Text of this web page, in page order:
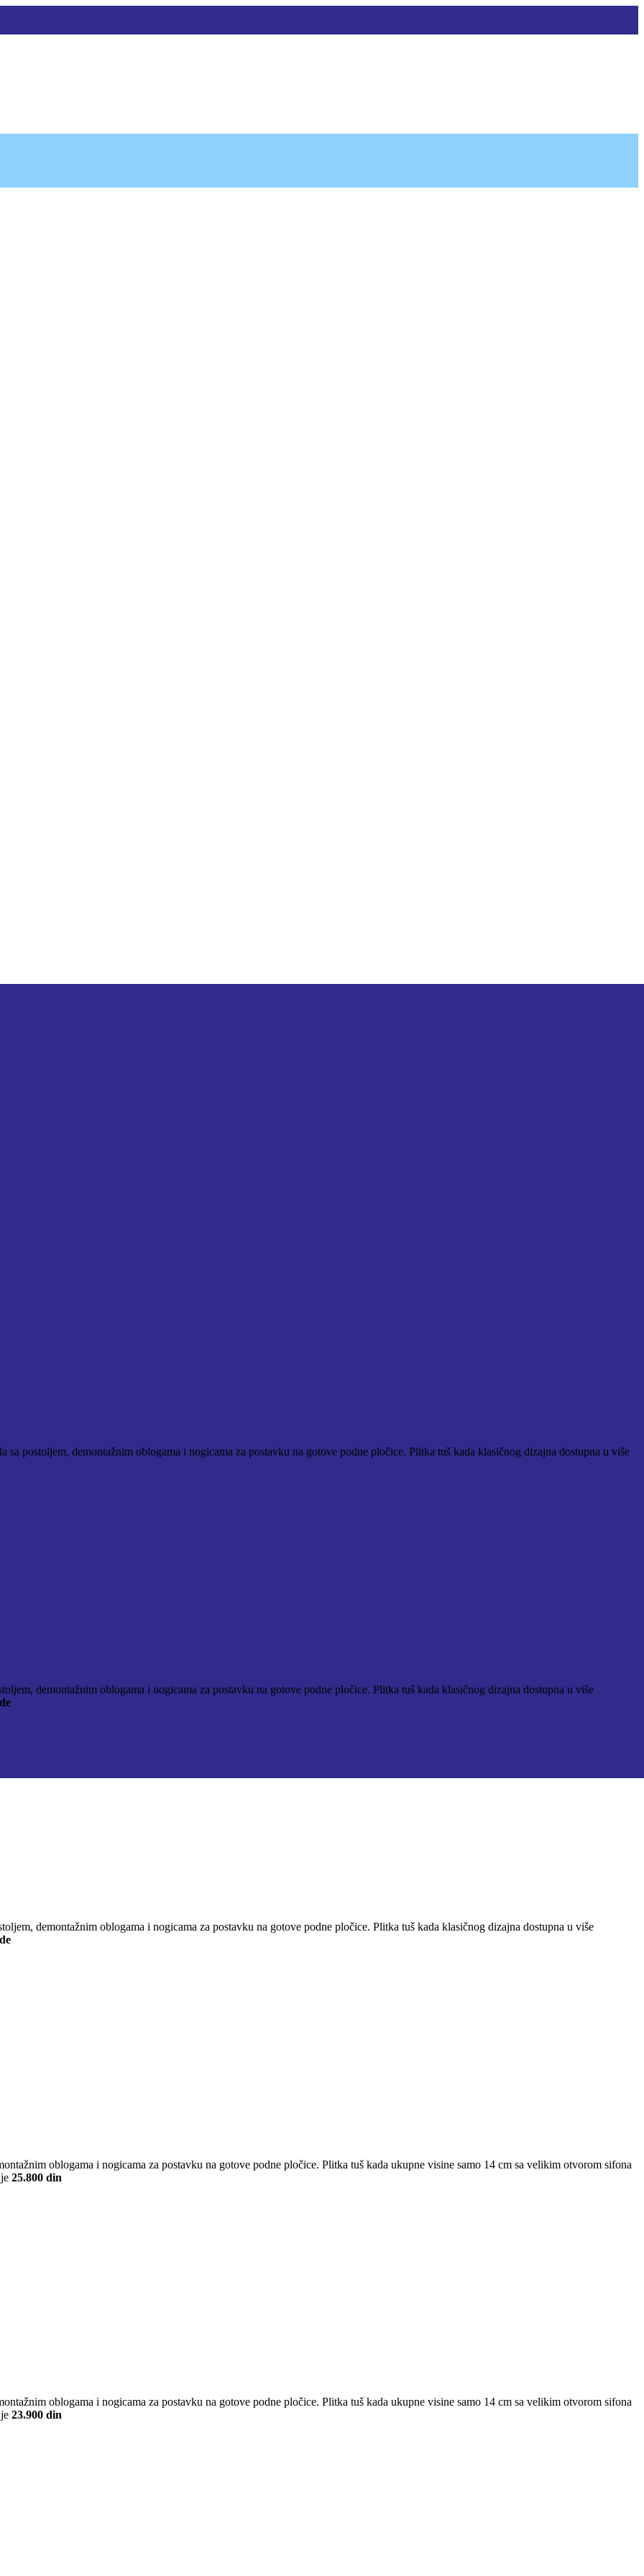
postoljem, demontažnim oblogama i nogicama za postavku na gotove podne pločice. Plitka tuš kada klasičnog dizajna dostupna u više
demontažnim oblogama i nogicama za postavku na gotove podne pločice. Plitka tuš kada klasičnog dizajna dostupna u više
demontažnim oblogama i nogicama za postavku na gotove podne pločice. Plitka tuš kada klasičnog dizajna dostupna u više
oblogama i nogicama za postavku na gotove podne pločice. Plitka tuš kada ukupne visine samo 14 cm sa velikim otvorom sifona
25.800 din
oblogama i nogicama za postavku na gotove podne pločice. Plitka tuš kada ukupne visine samo 14 cm sa velikim otvorom sifona
23.900 din